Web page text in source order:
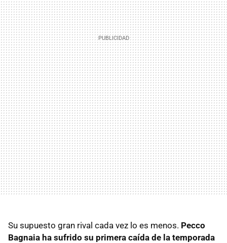
Su supuesto gran rival cada vez lo es menos. Pecco
Bagnaia ha sufrido su primera caída de la temporada